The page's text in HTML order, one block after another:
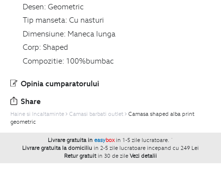
Desen: Geometric
Tip manseta: Cu nasturi
Dimensiune: Maneca lunga
Corp: Shaped
Compozitie: 100%bumbac
Opinia cumparatorului
Share
Haine si Incaltaminte Camasi barbati outlet
Camasa shaped alba print
geometric
Livrare gratuita in easybox in 1-5 zile lucratoare. `
Livrare gratuita la domiciliu in 2-5 zile lucratoare incepand cu 249 Lei
Retur gratuit in 30 de zile Vezi detalii